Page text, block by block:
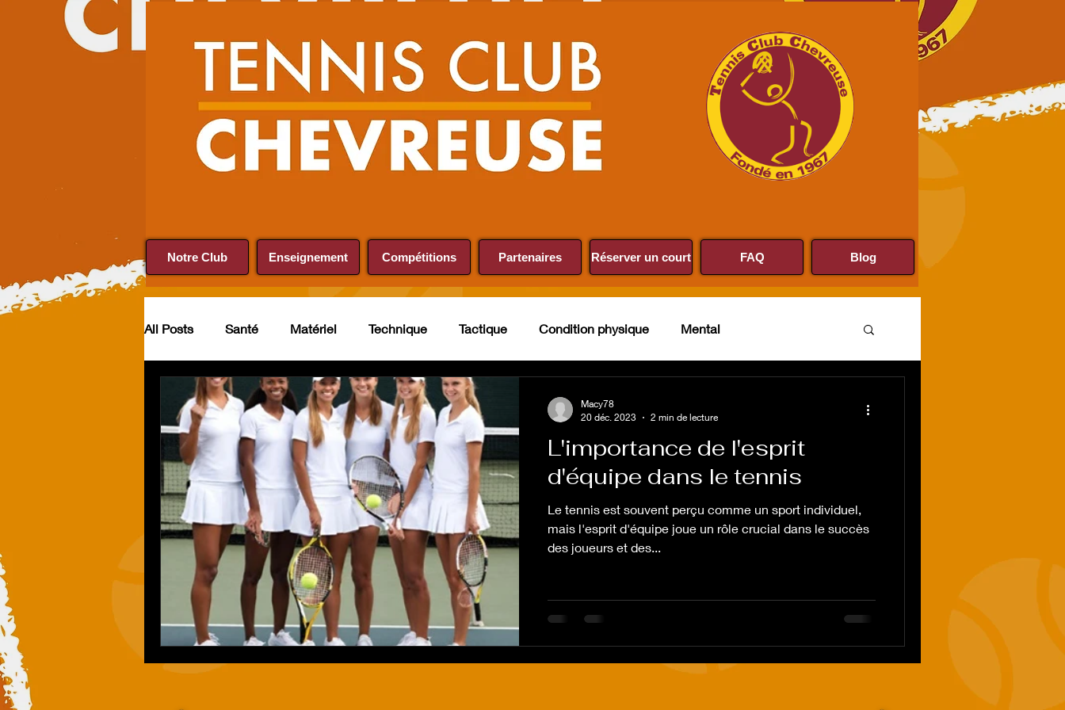
Notre Club Enseignement Compétitions Partenaires Réserver un court FAQ Blog
All Posts Santé Matériel Technique Tactique Condition physique Mental
Sports dérivés du tennis
L'importance de l'esprit
d'équipe dans le tennis
Le tennis est souvent perçu comme un sport individuel,
mais l'esprit d'équipe joue un rôle crucial dans le succès
des joueurs et des...
Macy78
20 déc. 2023
2 min de lecture